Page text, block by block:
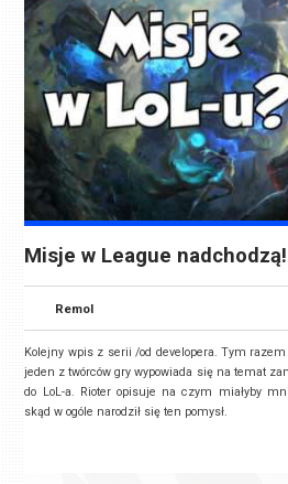
Misje w League
Remol
Kolejny wpis z serii /od developera. Tym
jeden z twórców gry wypowiada się na temat
do LoL-a. Rioter opisuje na czym miałyby
skąd w ogóle narodził się ten pomysł.